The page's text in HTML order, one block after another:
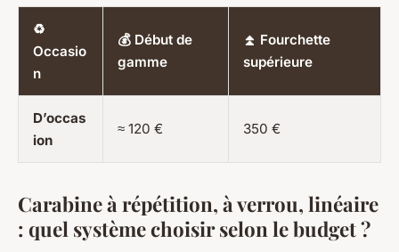
♻️
Occasio
n
💰 Début de
gamme
⏫ Fourchette
supérieure
D’occas
ion
≈ 120 € 350 €
Carabine à répétition, à verrou, linéaire
: quel système choisir selon le budget ?